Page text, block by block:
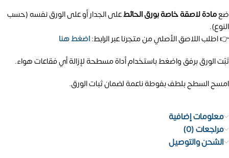
ضعمادة لاصقة خاصة بورق الحائطعلى الجدار أو على الورق نفسه (حسب
النوع).
👉 اطلب اللاصق الأصلي من متجرنا عبر الرابط:اضغط هنا
ثبّت الورق برفق واضغط باستخدام أداة مسطحة لإزالة أي فقاعات هواء.
امسح السطح بلطف بفوطة ناعمة لضمان ثبات الورق.
معلومات إضافية
مراجعات (0)
الشحن والتوصيل